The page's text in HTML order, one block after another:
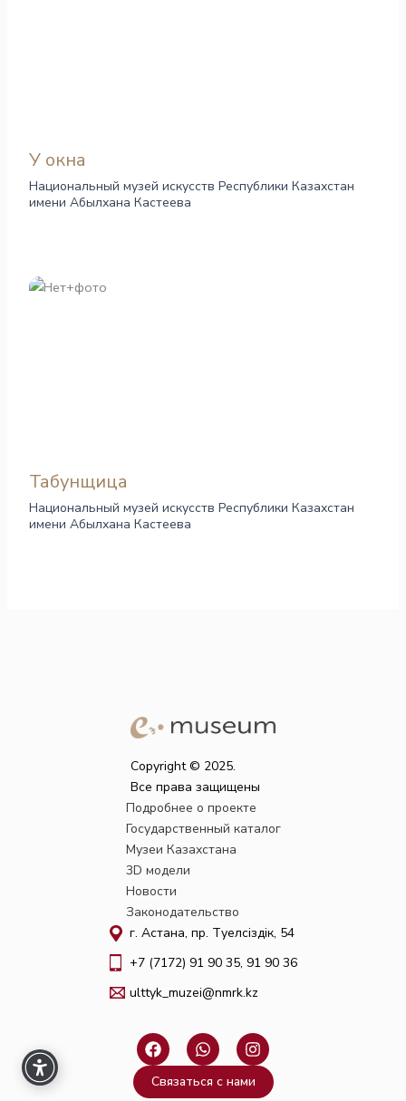
У окна
Национальный музей искусств Республики Казахстан
имени Абылхана Кастеева
Табунщица
Национальный музей искусств Республики Казахстан
имени Абылхана Кастеева
Copyright © 2025.
Все права защищены
Подробнее о проекте
Государственный каталог
Музеи Казахстана
3D модели
Новости
Законодательство
г. Астана, пр. Тәуелсіздік, 54
+7 (7172) 91 90 35, 91 90 36
ulttyk_muzei@nmrk.kz
F
a
c
e
W
h
t
I
n
s
t
Связаться с нами